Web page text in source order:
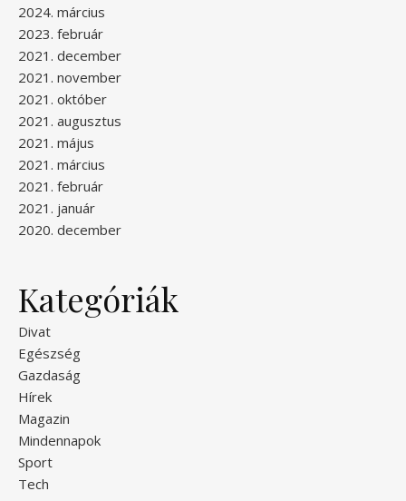
2024. március
2023. február
2021. december
2021. november
2021. október
2021. augusztus
2021. május
2021. március
2021. február
2021. január
2020. december
Kategóriák
Divat
Egészség
Gazdaság
Hírek
Magazin
Mindennapok
Sport
Tech